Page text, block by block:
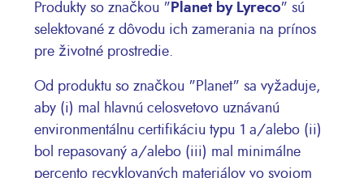
Produkty so značkou " Planet by Lyreco" sú
selektované z dôvodu ich zamerania na prínos
pre životné prostredie.
Od produktu so značkou "Planet" sa vyžaduje,
aby (i) mal hlavnú celosvetovo uznávanú
environmentálnu certifikáciu typu 1 a/alebo (ii)
bol repasovaný a/alebo (iii) mal minimálne
percento recyklovaných materiálov vo svojom